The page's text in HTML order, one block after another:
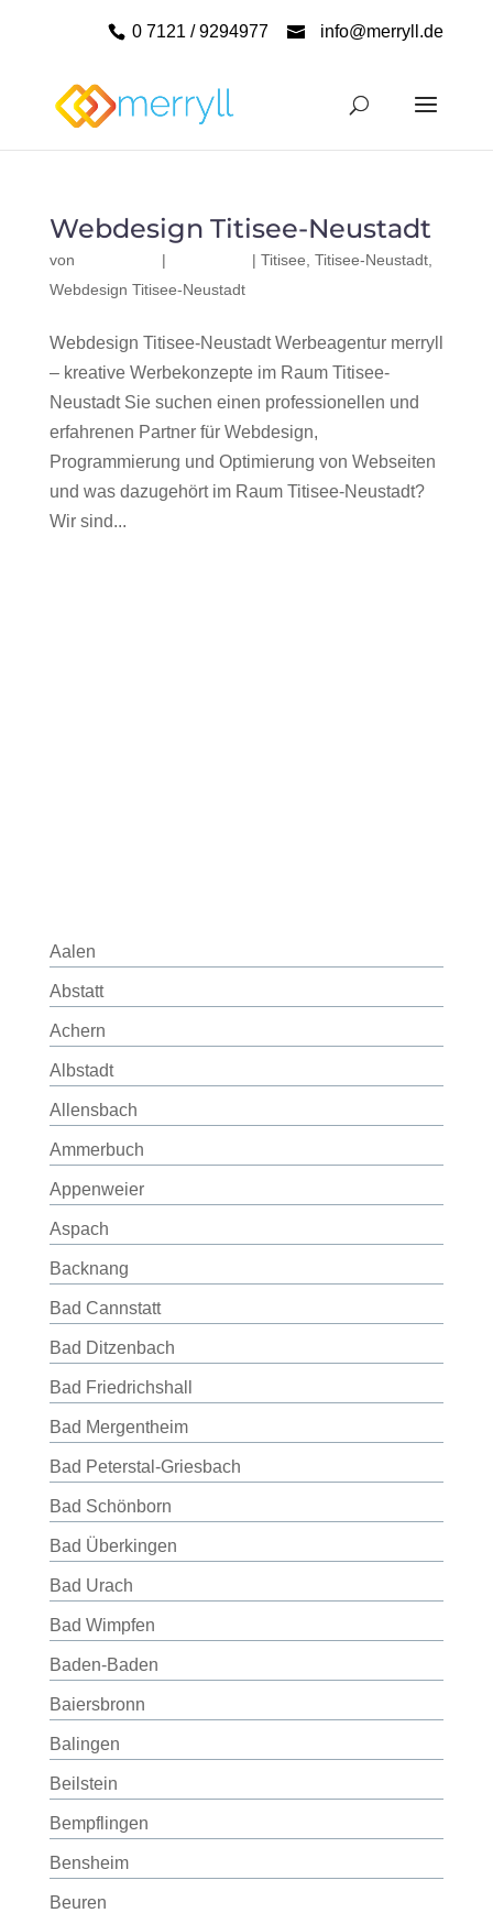
0 7121 / 9294977 info@merryll.de
Webdesign Titisee-Neustadt
von | | Titisee Titisee-Neustadt,
Webdesign Titisee-Neustadt
Webdesign Titisee-Neustadt Werbeagentur merryll
– kreative Werbekonzepte im Raum Titisee-
Neustadt Sie suchen einen professionellen und
erfahrenen Partner für Webdesign,
Programmierung und Optimierung von Webseiten
und was dazugehört im Raum Titisee-Neustadt?
Wir sind...
Aalen
Abstatt
Achern
Albstadt
Allensbach
Ammerbuch
Appenweier
Aspach
Backnang
Bad Cannstatt
Bad Ditzenbach
Bad Friedrichshall
Bad Mergentheim
Bad Peterstal-Griesbach
Bad Schönborn
Bad Überkingen
Bad Urach
Bad Wimpfen
Baden-Baden
Baiersbronn
Balingen
Beilstein
Bempflingen
Bensheim
Beuren